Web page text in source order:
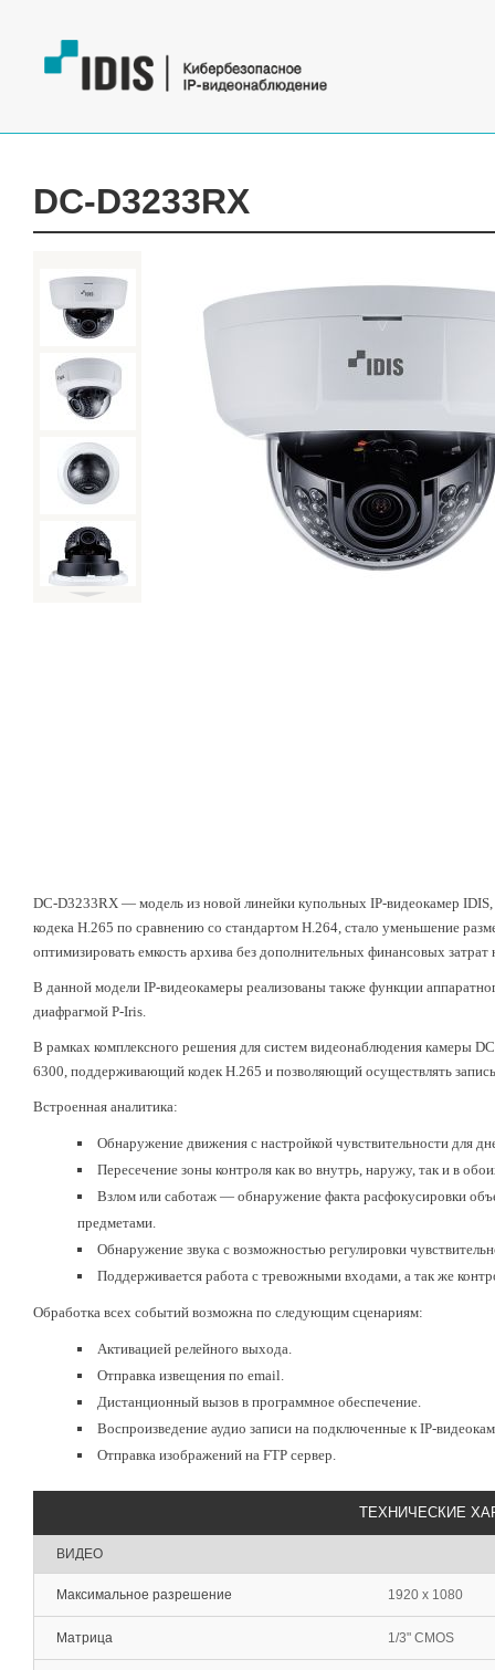
DC-D3233RX
DC-D3233RX — модель из новой линейки купольных IP-видеокамер
кодека H.265 по сравнению со стандартом H.264, стало уменьшение
оптимизировать емкость архива без дополнительных финансовых
В данной модели IP-видеокамеры реализованы также функции
диафрагмой P-Iris.
В рамках комплексного решения для систем видеонаблюдения камеры
6300, поддерживающий кодек H.265 и позволяющий осуществлять
Встроенная аналитика:
Обнаружение движения с настройкой чувствительности для
Пересечение зоны контроля как во внутрь, наружу, так и в
Взлом или саботаж — обнаружение факта расфокусировки
предметами.
Обнаружение звука с возможностью регулировки
Поддерживается работа с тревожными входами, а так же
Обработка всех событий возможна по следующим сценариям:
Активацией релейного выхода.
Отправка извещения по email.
Дистанционный вызов в программное обеспечение.
Воспроизведение аудио записи на подключенные к IP-
Отправка изображений на FTP сервер.
ТЕХНИЧЕСКИЕ
ВИДЕО
Максимальное разрешение 1920 x 1080
Матрица 1/3" CMOS